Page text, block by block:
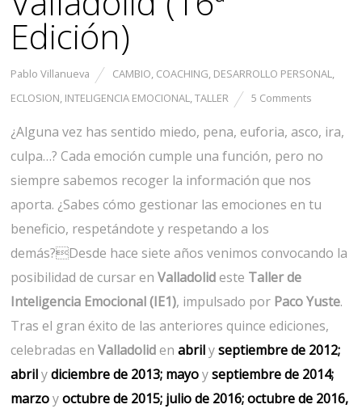
Edición)
Pablo Villanueva CAMBIO, COACHING, DESARROLLO PERSONAL,
ECLOSION, INTELIGENCIA EMOCIONAL,TALLER 5 Comments
¿Alguna vez has sentido miedo, pena, euforia, asco, ira,
culpa…? Cada emoción cumple una función, pero no
siempre sabemos recoger la información que nos
aporta. ¿Sabes cómo gestionar las emociones en tu
beneficio, respetándote y respetando a los
demás?Desde hace siete años venimos convocando la
posibilidad de cursar enValladolideste Taller de
Inteligencia Emocional (IE1), impulsado por Paco Yuste.
Tras el gran éxito de las anteriores quince ediciones,
celebradas en Valladolidenabrilyseptiembre de 2012;
abrilydiciembre de 2013; mayoyseptiembre de 2014;
marzoyoctubre de 2015; julio de 2016; octubre de 2016,